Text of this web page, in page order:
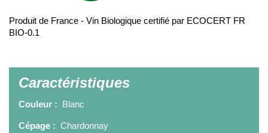
Produit de France - Vin Biologique certifié par ECOCERT FR
BIO-0.1
Caractéristiques
Couleur : Blanc
Cépage : Chardonnay